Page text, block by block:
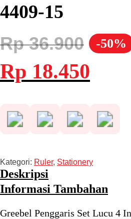
4409-15
-50%
Rp36.900
Harga
aslinya
adalah:
Rp 18.450ini
Kategori: Ruler, Stationery
Deskripsi
Informasi Tambahan
Greebel Penggaris Set Lucu 4